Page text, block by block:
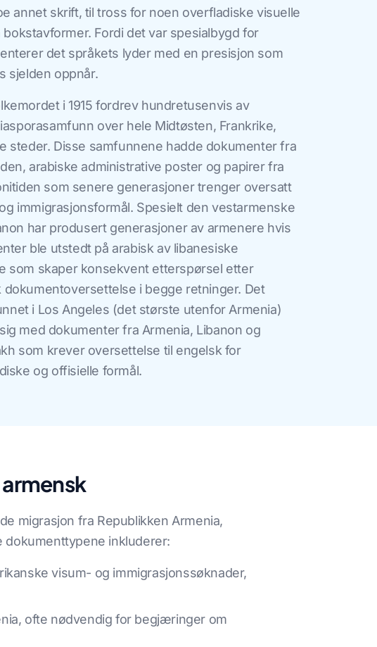
annet skrift, til tross for noen overfladiske visuelle
Fordi det var spesialbygd for
det språkets lyder med en presisjon som
sjelden oppnår.
i 1915 fordrev hundretusenvis av
over hele Midtøsten, Frankrike,
steder. Disse samfunnene hadde dokumenter fra
arabiske administrative poster og papirer fra
som senere generasjoner trenger oversatt
immigrasjonsformål. Spesielt den vestarmenske
har produsert generasjoner av armenere hvis
ble utstedt på arabisk av libanesiske
som skaper konsekvent etterspørsel etter
dokumentoversettelse i begge retninger. Det
i Los Angeles (det største utenfor Armenia)
med dokumenter fra Armenia, Libanon og
som krever oversettelse til engelsk for
og offisielle formål.
migrasjon fra Republikken Armenia,
dokumenttypene inkluderer:
visum- og immigrasjonssøknader,
ofte nødvendig for begjæringer om